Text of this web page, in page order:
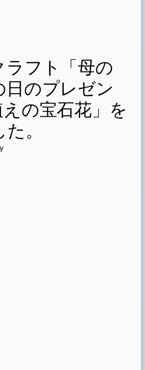
ラフト「母の
日のプレゼン
の宝石花」を
。